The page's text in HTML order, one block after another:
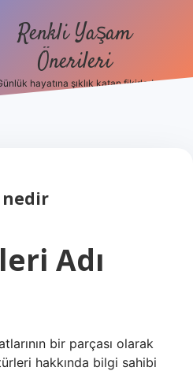
Renkli Yaşam
Önerileri
hayatına şıklık katan fikirler!
nedir
Adı
bir parçası olarak
hakkında bilgi sahibi